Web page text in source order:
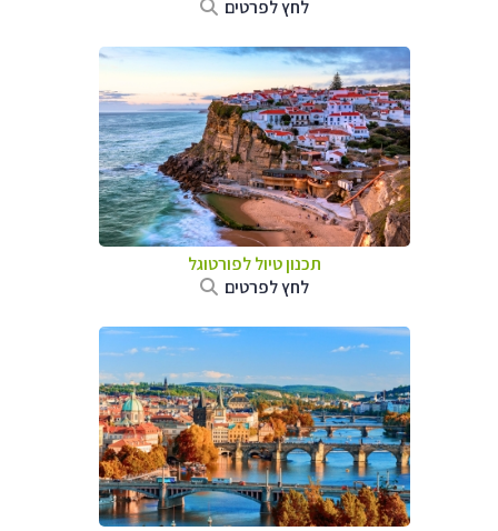
לחץ לפרטים
תכנון טיול לפורטוגל
לחץ לפרטים